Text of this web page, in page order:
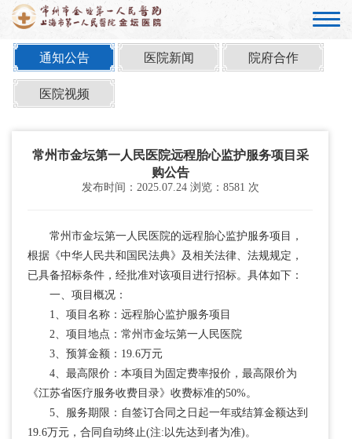
通知公告 医院新闻 院府合作
医院视频
常州市金坛第一人民医院远程胎心监护服务项目采
购公告
发布时间：2025.07.24 浏览：8581 次
常州市金坛第一人民医院的远程胎心监护服务项目，
根据《中华人民共和国民法典》及相关法律、法规规定，
已具备招标条件，经批准对该项目进行招标。具体如下：
一、项目概况：
1、项目名称：远程胎心监护服务项目
2、项目地点：常州市金坛第一人民医院
3、预算金额：19.6万元
4、最高限价：本项目为固定费率报价，最高限价为
《江苏省医疗服务收费目录》收费标准的50%。
5、服务期限：自签订合同之日起一年或结算金额达到
19.6万元，合同自动终止(注:以先达到者为准)。